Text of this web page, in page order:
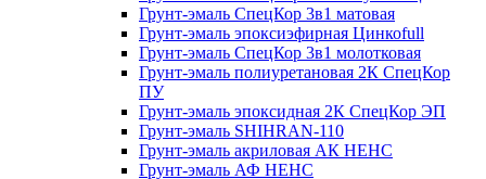
Грунт-эмаль СпецКор 3в1 матовая
Грунт-эмаль эпоксиэфирная Цинкоfull
Грунт-эмаль СпецКор 3в1 молотковая
Грунт-эмаль полиуретановая 2К СпецКор
ПУ
Грунт-эмаль эпоксидная 2К СпецКор ЭП
Грунт-эмаль SHIHRAN-110
Грунт-эмаль акриловая АК НЕНС
Грунт-эмаль АФ НЕНС